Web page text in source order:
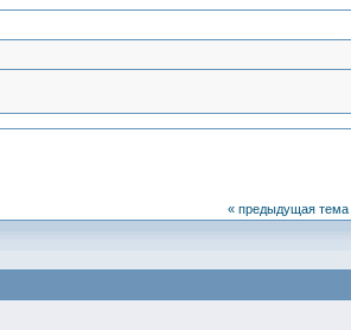
« предыдущая тема